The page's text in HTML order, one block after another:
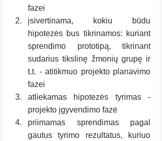
fazei
įsivertinama, kokiu būdu
hipotezės bus tikrinamos: kuriant
sprendimo prototipą, tikrinant
sudarius tikslinę žmonių grupę ir
t.t. - atitikmuo projekto planavimo
fazei
atliekamas hipotezės tyrimas -
projekto įgyvendimo fazė
priimamas sprendimas pagal
gautus tyrimo rezultatus, kuriuo